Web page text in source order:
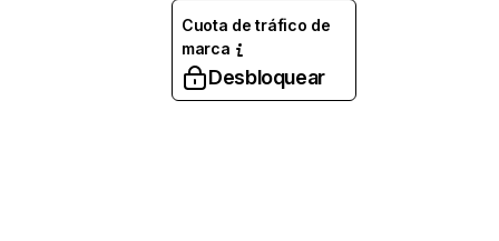
Cuota de tráfico de
marca
Desbloquear